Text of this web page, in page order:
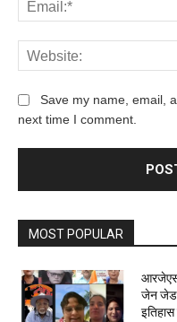
Save my name, email,
next time I comment.
MOST POPULAR
आरजेएस
जेन जेड